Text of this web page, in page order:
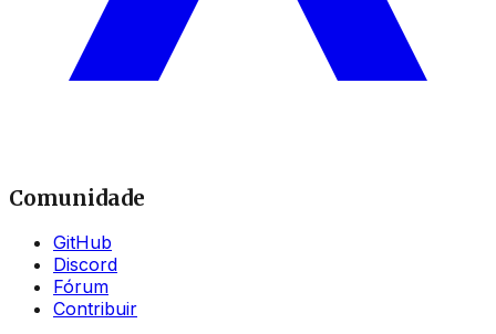
Comunidade
GitHub
Discord
Fórum
Contribuir